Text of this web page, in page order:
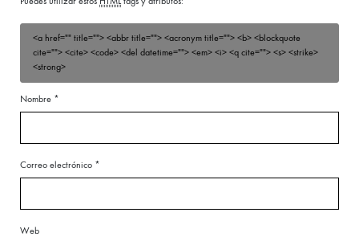
<a href="" title=""> <abbr title=""> <acronym title=""> <b> <blockquote
cite=""> <cite> <code> <del datetime=""> <em> <i> <q cite=""> <s> <strike>
<strong>
Nombre *
Correo electrónico *
Web